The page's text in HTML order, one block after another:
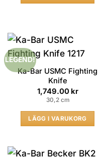
LEGEND!
Ka-Bar USMC Fighting
Knife
1,749.00 kr
30,2 cm
LÄGG I VARUKORG